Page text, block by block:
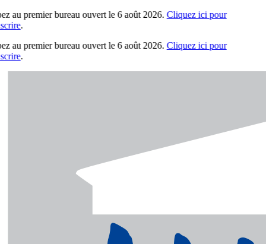
au premier bureau ouvert le 6 août 2026. Cliquez ici pour
.
au premier bureau ouvert le 6 août 2026. Cliquez ici pour
.